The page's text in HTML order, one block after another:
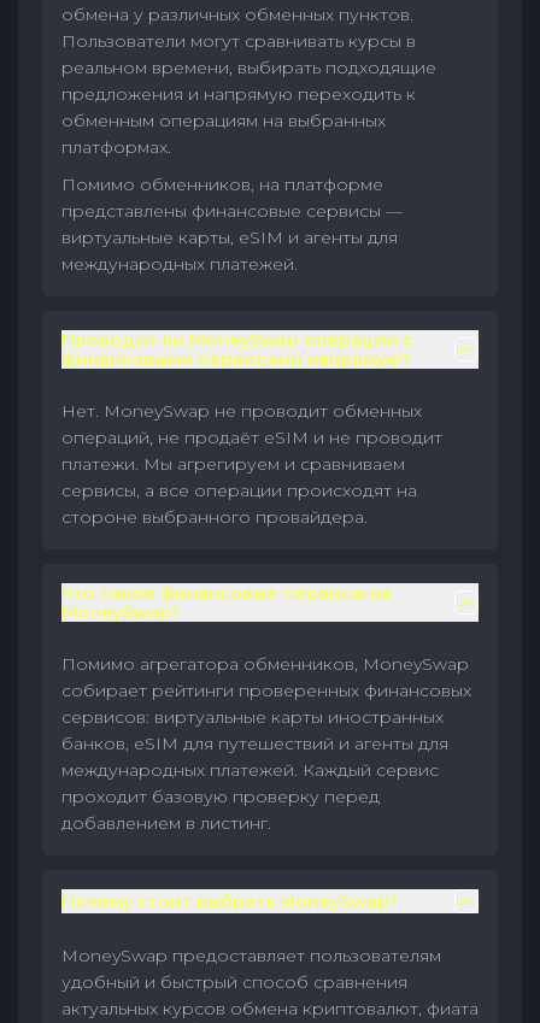
обмена у различных обменных пунктов.
Пользователи могут сравнивать курсы в
реальном времени, выбирать подходящие
предложения и напрямую переходить к
обменным операциям на выбранных
платформах.
Помимо обменников, на платформе
представлены финансовые сервисы —
виртуальные карты, eSIM и агенты для
международных платежей.
Проводит ли MoneySwap операции с
финансовыми сервисами напрямую?
Нет. MoneySwap не проводит обменных
операций, не продаёт eSIM и не проводит
платежи. Мы агрегируем и сравниваем
сервисы, а все операции происходят на
стороне выбранного провайдера.
Что такое финансовые сервисы на
MoneySwap?
Помимо агрегатора обменников, MoneySwap
собирает рейтинги проверенных финансовых
сервисов: виртуальные карты иностранных
банков, eSIM для путешествий и агенты для
международных платежей. Каждый сервис
проходит базовую проверку перед
добавлением в листинг.
Почему стоит выбрать MoneySwap?
MoneySwap предоставляет пользователям
удобный и быстрый способ сравнения
актуальных курсов обмена криптовалют, фиата